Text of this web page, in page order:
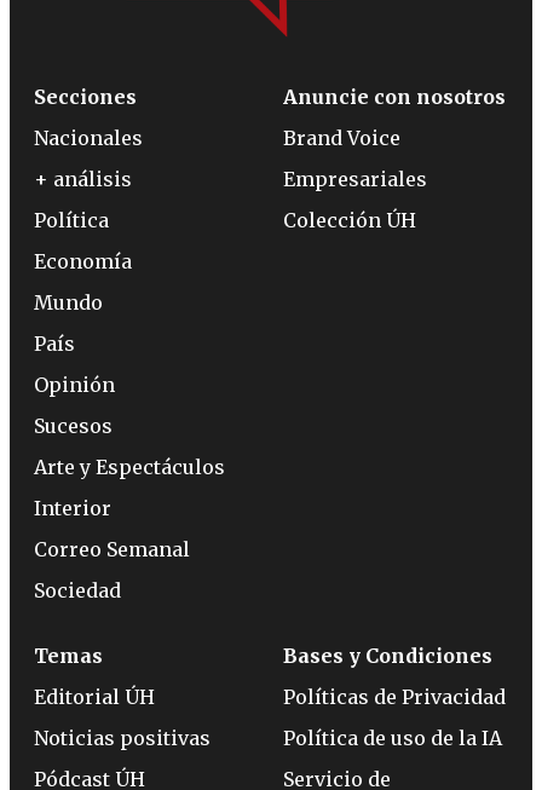
Secciones
Nacionales
+ análisis
Política
Economía
Mundo
País
Opinión
Sucesos
Arte y Espectáculos
Interior
Correo Semanal
Sociedad
Anuncie con nosotros
Brand Voice
Empresariales
Colección ÚH
Temas
Editorial ÚH
Noticias positivas
Pódcast ÚH
Bases y Condiciones
Políticas de Privacidad
Política de uso de la IA
Servicio de